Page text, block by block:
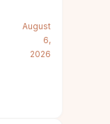
August
6,
2026